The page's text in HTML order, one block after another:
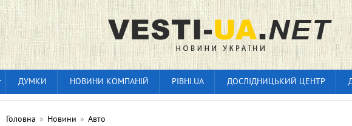
ДУМКИ НОВИНИ КОМПАНІЙ РІВНІ.UA ДОСЛІДНИЦЬКИЙ ЦЕНТР
Головна » Новини » Авто